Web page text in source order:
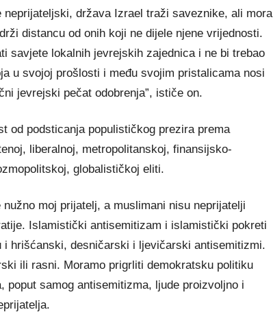
država Izrael traži saveznike, ali mora
distancu od onih koji ne dijele njene vrijednosti.
savjete lokalnih jevrejskih zajednica i ne bi trebao
u svojoj prošlosti i među svojim pristalicama nosi
jevrejski pečat odobrenja”, ističe on.
od podsticanja populističkog prezira prema
liberalnoj, metropolitanskoj, finansijsko-
globalističkoj eliti.
moj prijatelj, a muslimani nisu neprijatelji
Islamistički antisemitizam i islamistički pokreti
hrišćanski, desničarski i ljevičarski antisemitizmi.
ili rasni. Moramo prigrliti demokratsku politiku
poput samog antisemitizma, ljude proizvoljno i